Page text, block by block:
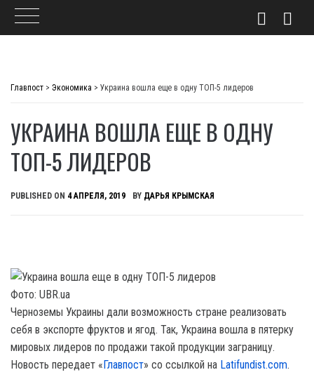
Главпост > Экономика > Украина вошла еще в одну ТОП-5 лидеров
УКРАИНА ВОШЛА ЕЩЕ В ОДНУ
ТОП-5 ЛИДЕРОВ
PUBLISHED ON 4 АПРЕЛЯ, 2019 BY ДАРЬЯ КРЫМСКАЯ
Фото: UBR.ua
Черноземы Украины дали возможность стране реализовать
себя в экспорте фруктов и ягод. Так, Украина вошла в пятерку
мировых лидеров по продажи такой продукции заграницу.
Новость передает «Главпост» со ссылкой на Latifundist.com.